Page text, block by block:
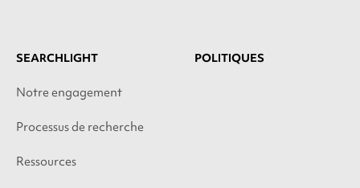
SEARCHLIGHT
Notre engagement
Processus de recherche
Ressources
POLITIQUES